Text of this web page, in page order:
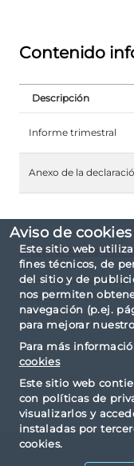
Aviso de cookies
Este sitio web
fines técnicos, de
del sitio y de
nos permiten
navegación (p.ej.
para mejorar
Para más
cookies
Este sitio web
con políticas de
visualizarlos y
instaladas por
cookies.
Contenido
Descripción
Informe trimestral
Anexo de la
Informe completo
El informe ha sido
taxonomía IPP.